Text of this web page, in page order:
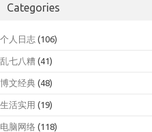
Categories
个人日志 (106)
乱七八糟 (41)
博文经典 (48)
生活实用 (19)
电脑网络 (118)